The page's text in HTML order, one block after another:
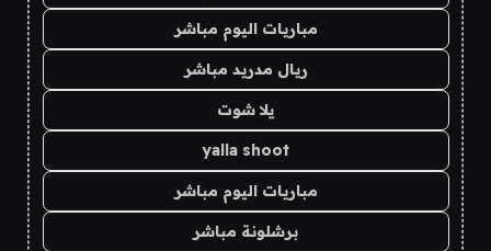
مباريات اليوم مباشر
ريال مدريد مباشر
يلا شوت
yalla shoot
مباريات اليوم مباشر
برشلونة مباشر